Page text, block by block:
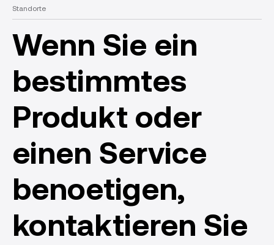
Standorte
Wenn Sie ein
bestimmtes
Produkt oder
einen Service
benoetigen,
kontaktieren Sie